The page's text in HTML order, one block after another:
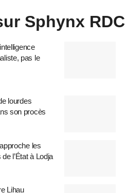
Sphynx RDC
pas le
lourdes
son procès
les
l’État à Lodja
Lihau